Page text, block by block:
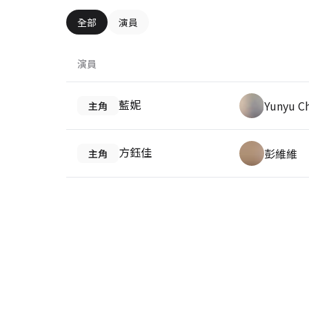
全部 演員
演員
主角 藍妮 Yunyu
主角 方鈺佳 彭維維